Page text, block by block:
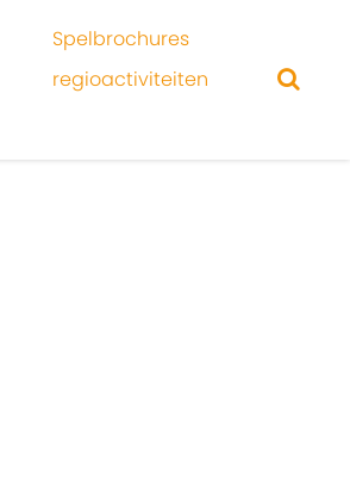
Spelbrochures
regioactiviteiten